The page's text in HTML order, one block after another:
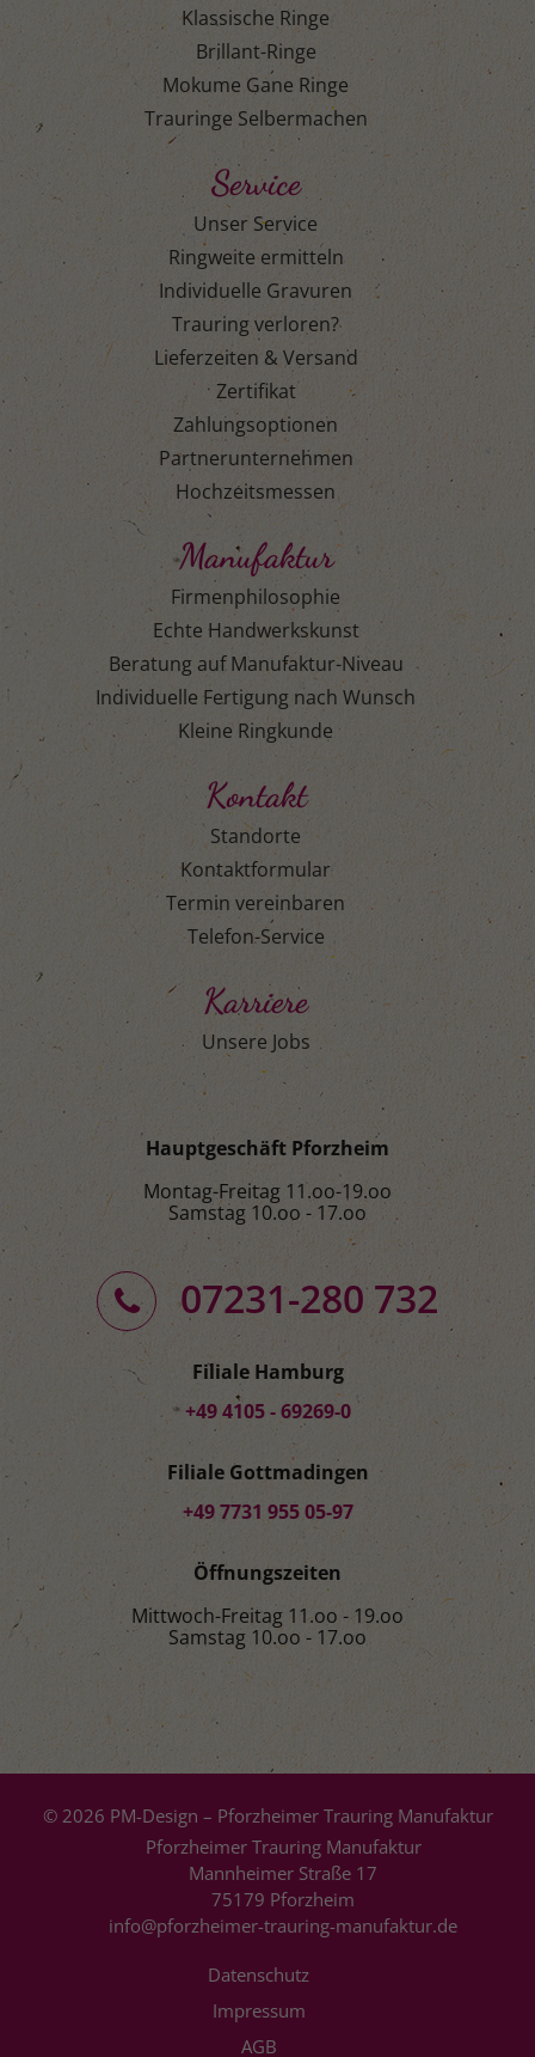
Klassische Ringe
Brillant-Ringe
Mokume Gane Ringe
Trauringe Selbermachen
Service
Unser Service
Ringweite ermitteln
Individuelle Gravuren
Trauring verloren?
Lieferzeiten & Versand
Zertifikat
Zahlungsoptionen
Partnerunternehmen
Hochzeitsmessen
Manufaktur
Firmenphilosophie
Echte Handwerkskunst
Beratung auf Manufaktur-Niveau
Individuelle Fertigung nach Wunsch
Kleine Ringkunde
Kontakt
Standorte
Kontaktformular
Termin vereinbaren
Telefon-Service
Karriere
Unsere Jobs
Hauptgeschäft Pforzheim
Montag-Freitag 11.oo-19.oo
Samstag 10.oo - 17.oo
07231-280 732
Filiale Hamburg
+49 4105 - 69269-0
Filiale Gottmadingen
+49 7731 955 05-97
Öffnungszeiten
Mittwoch-Freitag 11.oo - 19.oo
Samstag 10.oo - 17.oo
© 2026 PM-Design – Pforzheimer Trauring Manufaktur
Pforzheimer Trauring Manufaktur
Mannheimer Straße 17
75179 Pforzheim
info@pforzheimer-trauring-manufaktur.de
Datenschutz
Impressum
AGB